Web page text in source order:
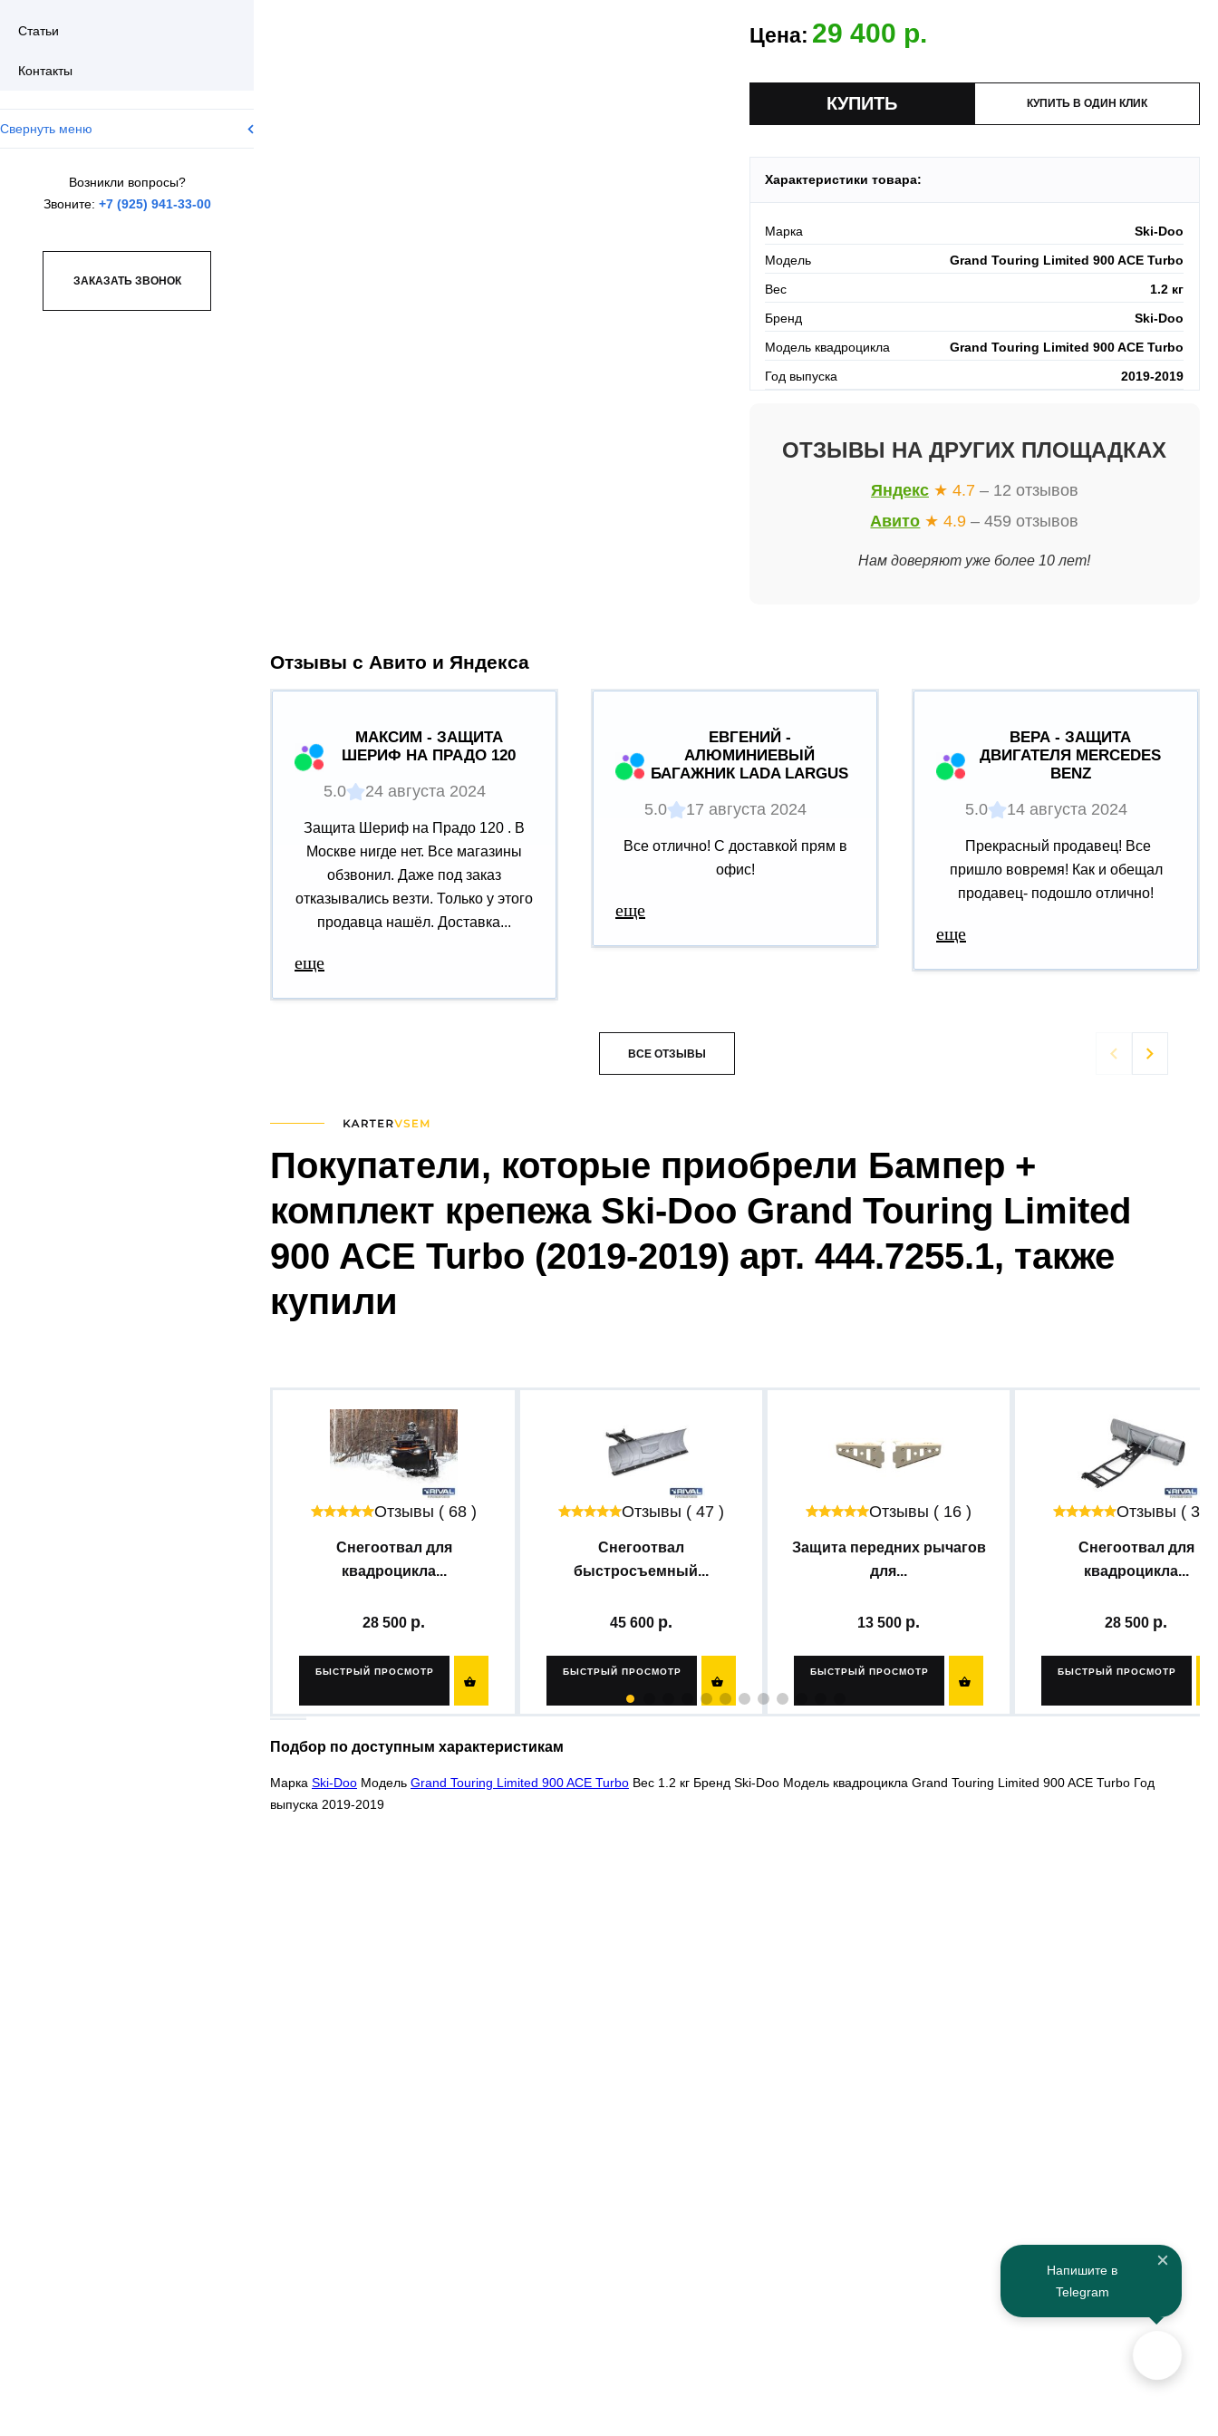
Статьи
Контакты
Свернуть меню
Возникли вопросы?
Звоните: +7 (925) 941-33-00
ЗАКАЗАТЬ ЗВОНОК
проверить товар.
Действует акция:скидка 25%
Цена: 29 400
КУПИТЬ В ОДИН КЛИК
Характеристики товара:
Марка
Ski-Doo
Модель
Grand Touring Limited 900 ACE Turbo
Вес
1.2 кг
Бренд
Ski-Doo
Модель квадроцикла
Grand Touring Limited 900 ACE Turbo
Год выпуска
2019-2019
ОТЗЫВЫ НА ДРУГИХ ПЛОЩАДКАХ
Яндекс ★ 4.7 – 12 отзывов
Авито ★ 4.9 – 459 отзывов
Нам доверяют уже более 10 лет!
Отзывы с Авито и Яндекса
МАКСИМ - ЗАЩИТА
ШЕРИФ НА ПРАДО 120
5.0 24 августа 2024
Защита Шериф на Прадо 120 . В
Москве нигде нет. Все магазины
обзвонил. Даже под заказ
отказывались везти. Только у этого
продавца нашёл. Доставка...
еще
ЕВГЕНИЙ -
АЛЮМИНИЕВЫЙ
БАГАЖНИК LADA LARGUS
5.0 17 августа 2024
Все отлично! С доставкой прям в
офис!
еще
ВЕРА - ЗАЩИТА
ДВИГАТЕЛЯ MERCEDES
BENZ
5.0 14 августа 2024
Прекрасный продавец! Все
пришло вовремя! Как и обещал
продавец- подошло отлично!
еще
ВСЕ ОТЗЫВЫ  
Покупатели, которые приобрели Бампер +
комплект крепежа Ski-Doo Grand Touring Limited
900 ACE Turbo (2019-2019) арт. 444.7255.1, также
купили
Отзывы ( 68 )
Снегоотвал для
квадроцикла...
28 500
БЫСТРЫЙ ПРОСМОТР

Отзывы ( 47 )
Снегоотвал
быстросъемный...
45 600
БЫСТРЫЙ ПРОСМОТР

Отзывы ( 16 )
Защита передних рычагов
для...
13 500
БЫСТРЫЙ ПРОСМОТР

Отзывы ( 34 )
Снегоотвал для
квадроцикла...
28 500
БЫСТРЫЙ ПРОСМОТР
Подбор по доступным характеристикам
Марка Ski-Doo Модель Grand Touring Limited 900 ACE Turbo Вес 1.2 кг Бренд Ski-Doo Модель квадроцикла Grand Touring Limited 900 ACE Turbo Год
выпуска 2019-2019
Напишите в
Telegram